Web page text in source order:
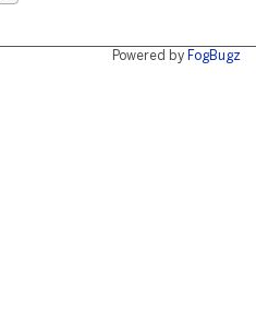
Powered by FogBugz